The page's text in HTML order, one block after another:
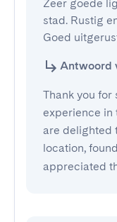
Zeer goede
stad. Rustig
Goed
Antwoord
Thank you for
experience in
are delighted
location,
appreciated